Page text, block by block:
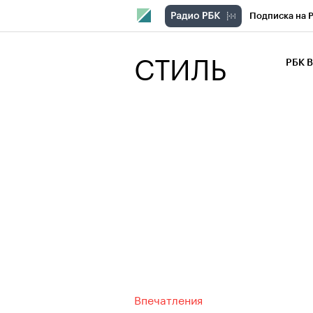
Подписка на
СТИЛЬ РБК
Впечатления